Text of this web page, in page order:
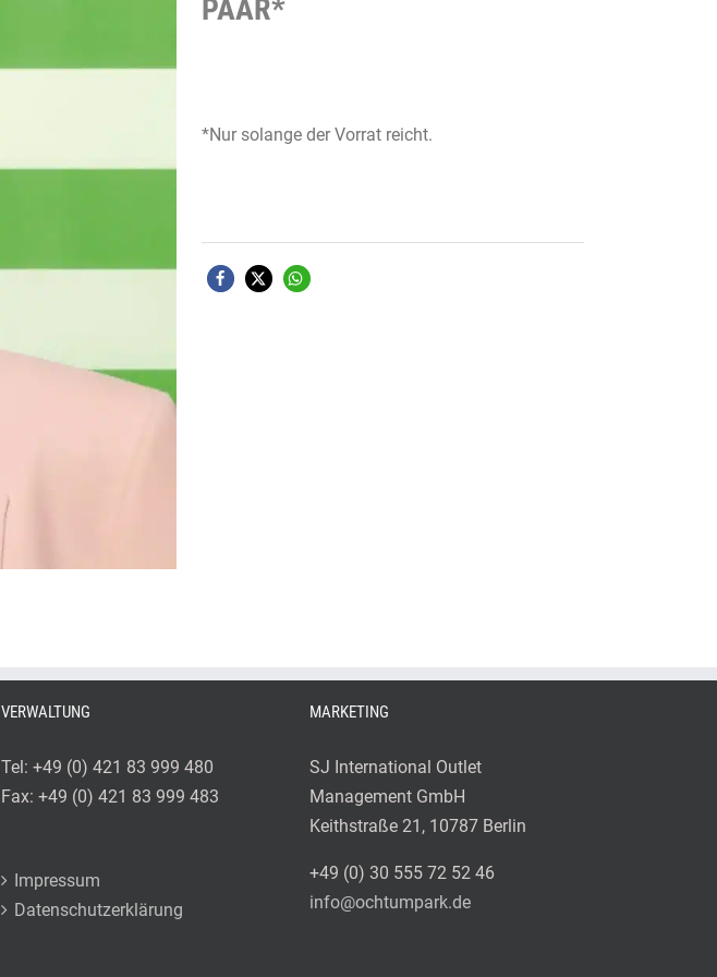
PAAR*
*Nur solange der Vorrat reicht.
VERWALTUNG
Tel: +49 (0) 421 83 999 480
Fax: +49 (0) 421 83 999 483
Impressum
Datenschutzerklärung
MARKETING
SJ International Outlet
Management GmbH
Keithstraße 21, 10787 Berlin
+49 (0) 30 555 72 52 46
info@ochtumpark.de